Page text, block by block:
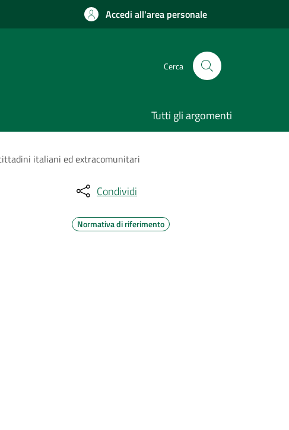
Accedi all'area personale
Cerca
Tutti gli argomenti
italiani ed extracomunitari
Condividi
Normativa di riferimento